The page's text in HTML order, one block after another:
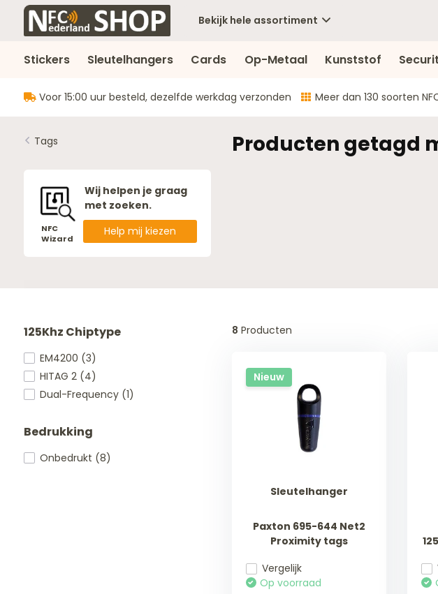
Bekijk hele assortiment
Stickers Sleutelhangers Cards Op-Metaal Kunststof
Voor 15:00 uur besteld, dezelfde werkdag verzonden Meer dan 130 soorten
Tags
Wij helpen je graag
met zoeken.
NFC
Wizard
Help mij kiezen
Producten getagd
125Khz Chiptype
EM4200 (3)
HITAG 2 (4)
Dual-Frequency (1)
Bedrukking
Onbedrukt (8)
8 Producten
Nieuw
Sleutelhanger
Paxton 695-644 Net2
Proximity tags
Vergelijk
Op voorraad